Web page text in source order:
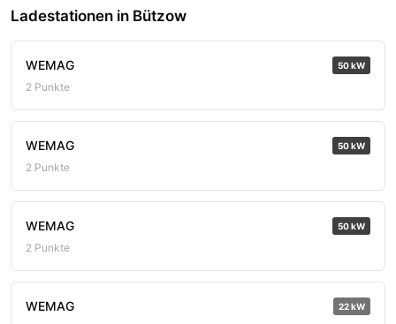
Ladestationen in Bützow
WEMAG 50 kW
2 Punkte
WEMAG 50 kW
2 Punkte
WEMAG 50 kW
2 Punkte
WEMAG 22 kW